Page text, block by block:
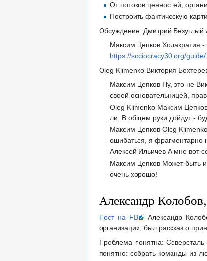
От потоков ценностей,
Построить фактическую
Обсуждение. Дмитрий Безуглый
Максим Цепков Холакратия -
https://sociocracy30.org/guide/
Oleg Klimenko Виктория
Максим Цепков Ну, это не
своей основательницей,
Oleg Klimenko Максим
ли. В общем руки дойдут -
Максим Цепков Oleg
ошибаться, я фрагментарно
Алексей Ильичев А мне вот
Максим Цепков Может быть и
очень хорошо!
Александр
Пост на FB
Александр
организации, был рассказ о
Проблема понятна:
понятно: собрать команды из